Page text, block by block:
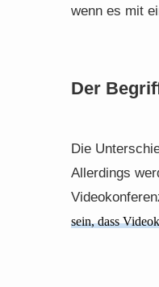
wenn es mit
Der
Die
Allerdings
sein, dass